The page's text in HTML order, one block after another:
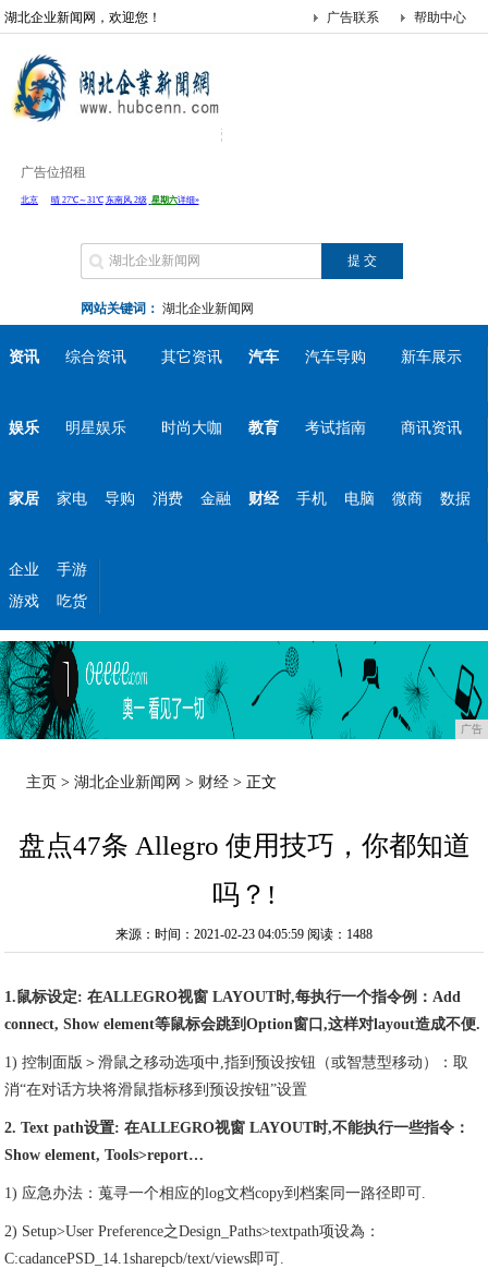
湖北企业新闻网，欢迎您！ 帮助中心
广告联系
广告位招租
网站关键词： 湖北企业新闻网
资讯 综合资讯 其它资讯 汽车 汽车导购 新车展示
娱乐 明星娱乐 时尚大咖 教育 考试指南 商讯资讯
家居 家电 导购 消费 金融 财经 手机 电脑 微商 数据
企业
手游
游戏
吃货
广告
主页 >湖北企业新闻网 > 财经 > 正文
盘点47条 Allegro 使用技巧，你都知道
吗？!
来源：时间：2021-02-23 04:05:59 阅读：1488
1.鼠标设定: 在ALLEGRO视窗 LAYOUT时,每执行一个指令例：Add
connect, Show element等鼠标会跳到Option窗口,这样对layout造成不便.
1) 控制面版＞滑鼠之移动选项中,指到预设按钮（或智慧型移动）：取
消“在对话方块将滑鼠指标移到预设按钮”设置
2. Text path设置: 在ALLEGRO视窗 LAYOUT时,不能执行一些指令：
Show element, Tools>report…
1) 应急办法：蒐寻一个相应的log文档copy到档案同一路径即可.
2) Setup>User Preference之Design_Paths>textpath项设為：
C:cadancePSD_14.1sharepcb/text/views即可.